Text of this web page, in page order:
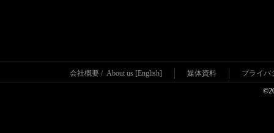
会社概要 / About us [English] 媒体資料 プライバ